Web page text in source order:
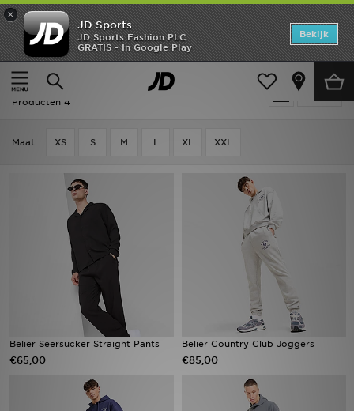
×
JD Sports
JD Sports Fashion PLC
GRATIS - In Google Play
Bekijk
Thuis
Heren Herenkleding Joggingbroeken
Heren - Belier Joggingbroeken
Producten 4
Maat XS S M L XL XXL
Belier Seersucker Straight Pants
€65,00
Belier Country Club Joggers
€85,00
Home
Offers
New In
Vind een winkel